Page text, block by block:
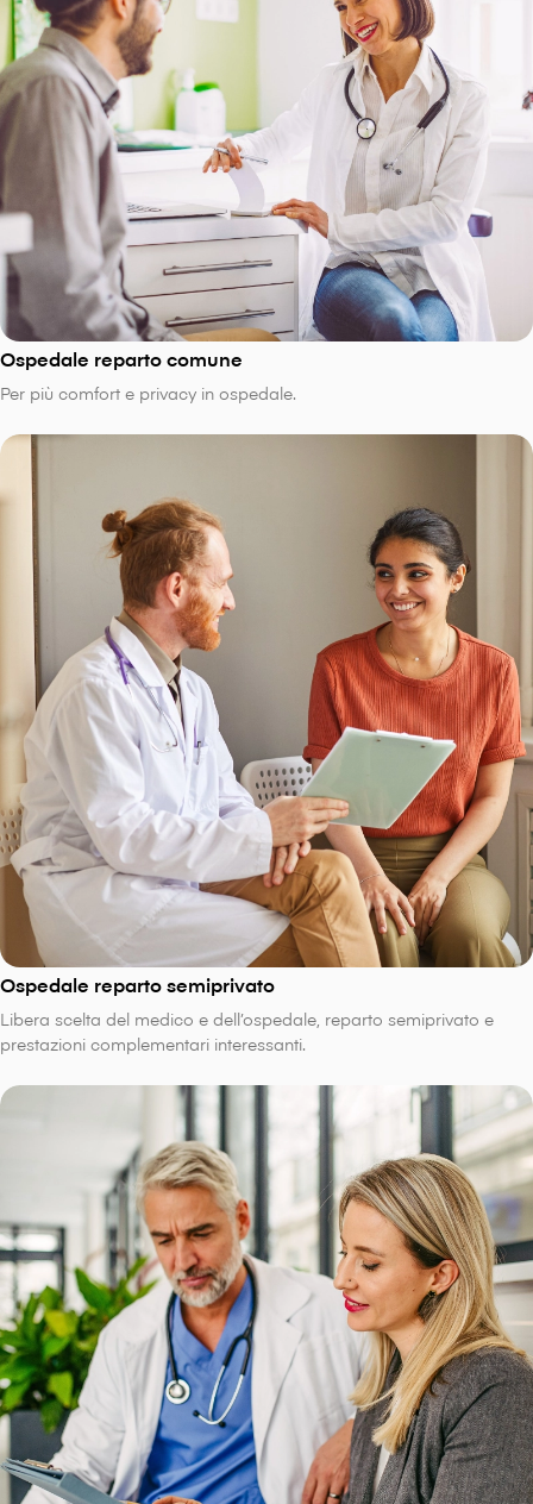
Ospedale reparto comune
Per più comfort e privacy in ospedale.
Ospedale reparto semiprivato
Libera scelta del medico e dell’ospedale, reparto semiprivato e
prestazioni complementari interessanti.